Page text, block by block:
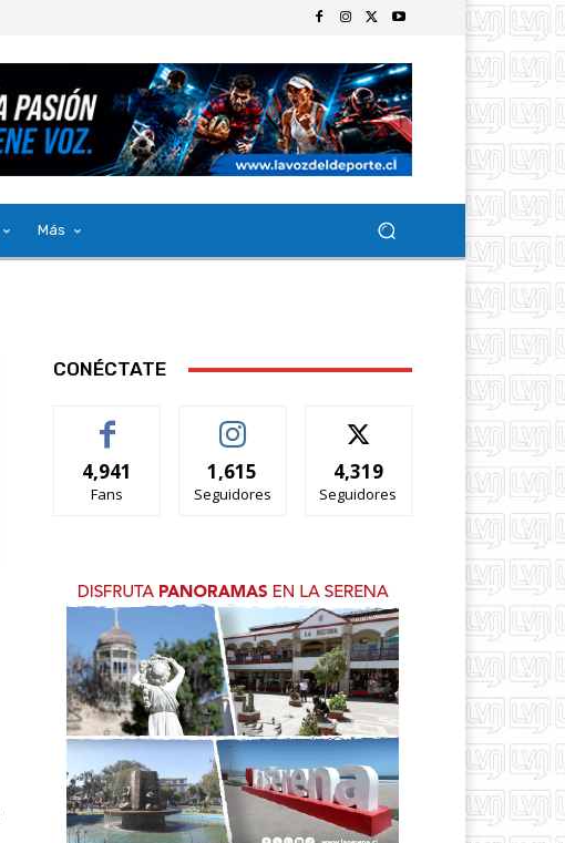
Más
CONÉCTATE
4,941
Fans
1,615
Seguidores
4,319
Seguidores